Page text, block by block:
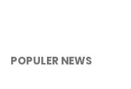
POPULER NEWS